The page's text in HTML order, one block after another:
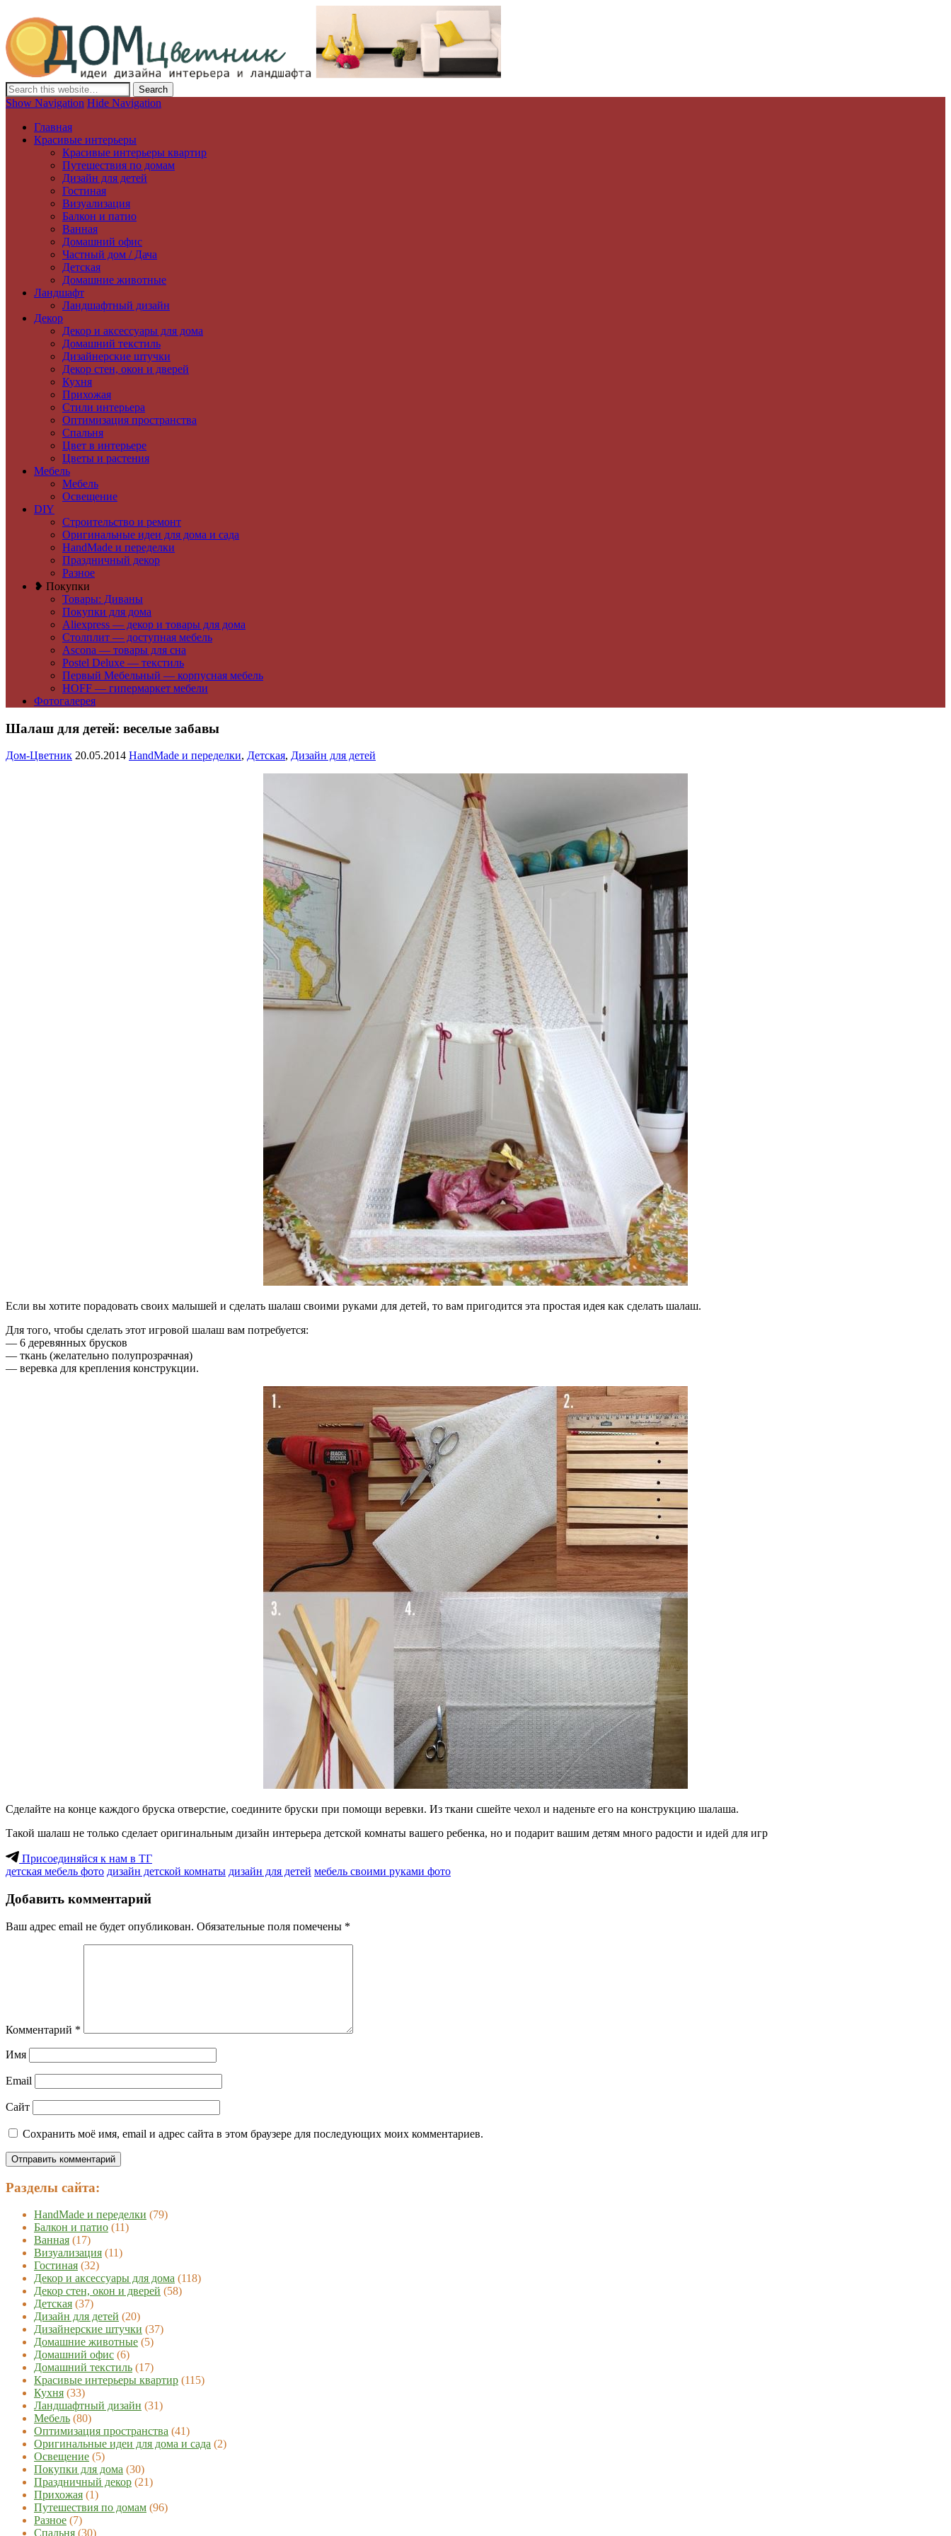
Дизайн интерьера и ландшафта, декор и обустройство дома. Идеи со всего мира.
Show Navigation Hide Navigation
Главная
Красивые интерьеры
Красивые интерьеры квартир
Путешествия по домам
Дизайн для детей
Гостиная
Визуализация
Балкон и патио
Ванная
Домашний офис
Частный дом / Дача
Детская
Домашние животные
Ландшафт
Ландшафтный дизайн
Декор
Декор и аксессуары для дома
Домашний текстиль
Дизайнерские штучки
Декор стен, окон и дверей
Кухня
Прихожая
Стили интерьера
Оптимизация пространства
Спальня
Цвет в интерьере
Цветы и растения
Мебель
Мебель
Освещение
DIY
Строительство и ремонт
Оригинальные идеи для дома и сада
HandMade и переделки
Праздничный декор
Разное
❥ Покупки
Товары: Диваны
Покупки для дома
Aliexpress — декор и товары для дома
Столплит — доступная мебель
Ascona — товары для сна
Postel Deluxe — текстиль
Первый Мебельный — корпусная мебель
HOFF — гипермаркет мебели
Фотогалерея
Шалаш для детей: веселые забавы
Дом-Цветник 20.05.2014 HandMade и переделки, Детская, Дизайн для детей
Если вы хотите порадовать своих малышей и сделать шалаш своими руками для детей, то вам пригодится эта простая идея как сделать шалаш.
Для того, чтобы сделать этот игровой шалаш вам потребуется:
— 6 деревянных брусков
— ткань (желательно полупрозрачная)
— веревка для крепления конструкции.
Сделайте на конце каждого бруска отверстие, соедините бруски при помощи веревки. Из ткани сшейте чехол и наденьте его на конструкцию шалаша.
Такой шалаш не только сделает оригинальным дизайн интерьера детской комнаты вашего ребенка, но и подарит вашим детям много радости и идей для игр
Присоединяйся к нам в ТГ
детская мебель фото дизайн детской комнаты дизайн для детей мебель своими руками фото
Добавить комментарий
Ваш адрес email не будет опубликован. Обязательные поля помечены *
Комментарий *
Имя
Email
Сайт
Сохранить моё имя, email и адрес сайта в этом браузере для последующих моих комментариев.
Разделы сайта:
HandMade и переделки (79)
Балкон и патио (11)
Ванная (17)
Визуализация (11)
Гостиная (32)
Декор и аксессуары для дома (118)
Декор стен, окон и дверей (58)
Детская (37)
Дизайн для детей (20)
Дизайнерские штучки (37)
Домашние животные (5)
Домашний офис (6)
Домашний текстиль (17)
Красивые интерьеры квартир (115)
Кухня (33)
Ландшафтный дизайн (31)
Мебель (80)
Оптимизация пространства (41)
Оригинальные идеи для дома и сада (2)
Освещение (5)
Покупки для дома (30)
Праздничный декор (21)
Прихожая (1)
Путешествия по домам (96)
Разное (7)
Спальня (30)